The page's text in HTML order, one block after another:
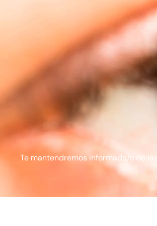
Te mantendremos informada/o de